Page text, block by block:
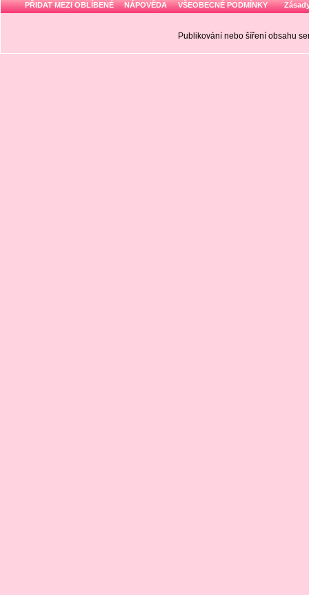
PŘIDAT MEZI OBLÍBENÉ NÁPOVĚDA VŠEOBECNÉ PODMÍNKY
Publikování nebo šíření obsahu